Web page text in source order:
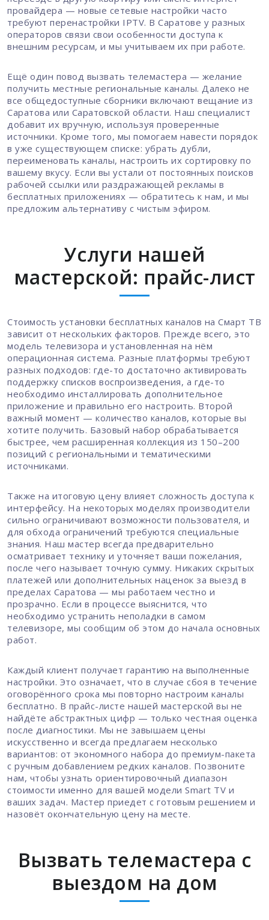
провайдера — новые сетевые настройки часто
требуют перенастройки IPTV. В Саратове у разных
операторов связи свои особенности доступа к
внешним ресурсам, и мы учитываем их при работе.
Ещё один повод вызвать телемастера — желание
получить местные региональные каналы. Далеко не
все общедоступные сборники включают вещание из
Саратова или Саратовской области. Наш специалист
добавит их вручную, используя проверенные
источники. Кроме того, мы помогаем навести порядок
в уже существующем списке: убрать дубли,
переименовать каналы, настроить их сортировку по
вашему вкусу. Если вы устали от постоянных поисков
рабочей ссылки или раздражающей рекламы в
бесплатных приложениях — обратитесь к нам, и мы
предложим альтернативу с чистым эфиром.
Услуги нашей
мастерской: прайс-лист
Стоимость установки бесплатных каналов на Смарт ТВ
зависит от нескольких факторов. Прежде всего, это
модель телевизора и установленная на нём
операционная система. Разные платформы требуют
разных подходов: где-то достаточно активировать
поддержку списков воспроизведения, а где-то
необходимо инсталлировать дополнительное
приложение и правильно его настроить. Второй
важный момент — количество каналов, которые вы
хотите получить. Базовый набор обрабатывается
быстрее, чем расширенная коллекция из 150–200
позиций с региональными и тематическими
источниками.
Также на итоговую цену влияет сложность доступа к
интерфейсу. На некоторых моделях производители
сильно ограничивают возможности пользователя, и
для обхода ограничений требуются специальные
знания. Наш мастер всегда предварительно
осматривает технику и уточняет ваши пожелания,
после чего называет точную сумму. Никаких скрытых
платежей или дополнительных наценок за выезд в
пределах Саратова — мы работаем честно и
прозрачно. Если в процессе выяснится, что
необходимо устранить неполадки в самом
телевизоре, мы сообщим об этом до начала основных
работ.
Каждый клиент получает гарантию на выполненные
настройки. Это означает, что в случае сбоя в течение
оговорённого срока мы повторно настроим каналы
бесплатно. В прайс-листе нашей мастерской вы не
найдёте абстрактных цифр — только честная оценка
после диагностики. Мы не завышаем цены
искусственно и всегда предлагаем несколько
вариантов: от экономного набора до премиум-пакета
с ручным добавлением редких каналов. Позвоните
нам, чтобы узнать ориентировочный диапазон
стоимости именно для вашей модели Smart TV и
ваших задач. Мастер приедет с готовым решением и
назовёт окончательную цену на месте.
Вызвать телемастера с
выездом на дом